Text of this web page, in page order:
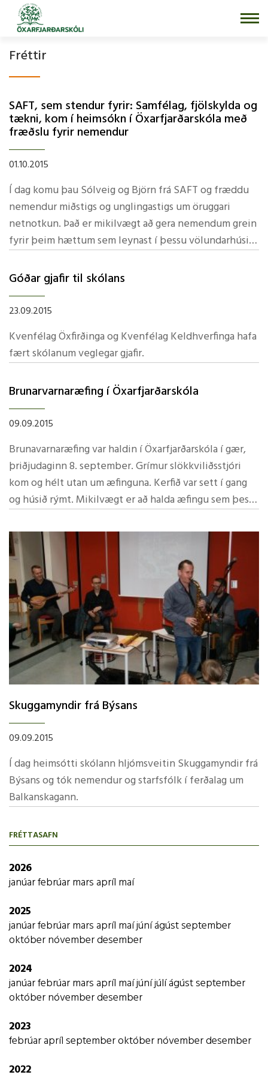
Fara
efni
Fréttir
SAFT, sem stendur fyrir: Samfélag, fjölskylda og
tækni, kom í­ heimsókn í­ Öxarfjarðarskóla með
fræðslu fyrir nemendur
01.10.2015
Í dag komu þau Sólveig og Björn frá SAFT og fræddu
nemendur miðstigs og unglingastigs um öruggari
netnotkun. Það er mikilvægt að gera nemendum grein
fyrir þeim hættum sem leynast í­ þessu völundarhúsi
Samfélag, fjölskylda og tækni er vakningarátak um
örugga tækninotkun barna og unglinga á Íslandi.
Verkefnið er hluti af Safer Internet Action Plan,
netnotkun og er styrkt af ESB Á þessum vef ; saft.is er
að finna heilræði fyrir foreldra og leiðbeiningar um
Góðar gjafir til skólans
23.09.2015
Kvenfélag Öxfirðinga og Kvenfélag Keldhverfinga hafa
fært skólanum veglegar gjafir.
Brunarvarnaræfing í­ Öxarfjarðarskóla
09.09.2015
Brunavarnaræfing var haldin í­ Öxarfjarðarskóla í­ gær,
þriðjudaginn 8. september. Grí­mur slökkviliðsstjóri
kom og hélt utan um æfinguna. Kerfið var sett í­ gang
og húsið rýmt. Mikilvægt er að halda æfingu sem þessa
Skuggamyndir frá Býsans
09.09.2015
Í dag heimsótti skólann hljómsveitin Skuggamyndir frá
Býsans og tók nemendur og starfsfólk í­ ferðalag um
Balkanskagann.
FRÉTTASAFN
2026
janúarfebrúarmarsapríl maí
2025
janúarfebrúarmarsapríl maíjúníágústseptember
októbernóvemberdesember
2024
janúarfebrúarmarsapríl maíjúníjúlíágústseptember
októbernóvemberdesember
2023
febrúaraprílseptemberoktóbernóvemberdesember
2022